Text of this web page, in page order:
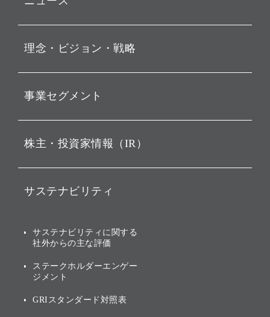
お知らせ
動画配信
理念・ビジョン・戦略
経営理念
ビジョン
戦略
バリュー
ソフトバンクグループの歩
[AI] What dreams are made
事業セグメント
ソフトバンク・ビジョン・
その他
グループ企業一覧
株主・投資家情報（IR）
IRカレンダー
業績・財務
アニュアルレポート
サステナビリティ
トップメッセージ
サステナビリティの考え方
サステナビリティに関する
社外からの主な評価
ステークホルダーエンゲー
ジメント
GRIスタンダード対照表